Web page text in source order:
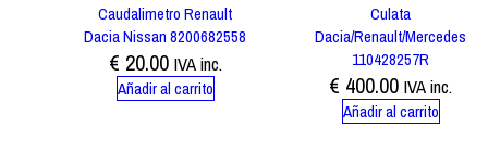
Caudalimetro Renault
Dacia Nissan 8200682558
€ 20.00 IVA inc.
Añadir al carrito
Culata
Dacia/Renault/Mercedes
110428257R
€ 400.00 IVA inc.
Añadir al carrito